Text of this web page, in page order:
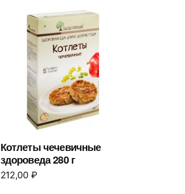
Котлеты чечевичные
здороведа 280 г
212,00 ₽